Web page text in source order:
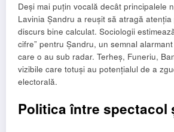
Deși mai puțin vocală decât principalele
Lavinia Șandru a reușit să atragă
discurs bine calculat. Sociologii
cifre” pentru Șandru, un semnal
care o au sub radar. Terheș, Funeriu,
vizibile care totuși au potențialul de a
electorală.
Politica între spectacol